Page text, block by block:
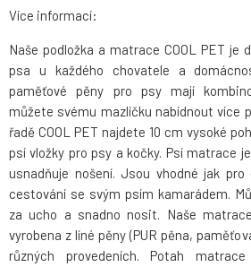
Více informací:
Naše podložka a matrace COOL PET je
psa u každého chovatele a
paměťové pěny pro psy mají
můžete svému mazlíčku nabídnout více
řadě COOL PET najdete 10 cm vysoké
psí vložky pro psy a kočky. Psí matrace
usnadňuje nošení. Jsou vhodné jak
cestování se svým psím kamarádem.
za ucho a snadno nosit. Naše
vyrobena z líné pěny (PUR pěna,
různých provedeních. Potah